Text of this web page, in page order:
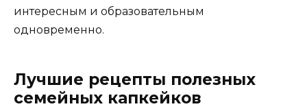
интересным и образовательным
одновременно.
Лучшие рецепты полезных
семейных капкейков